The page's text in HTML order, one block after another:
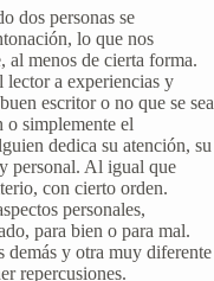
dos personas se
lo que nos
al menos de cierta forma.
lector a experiencias y
escritor o no que se sea
o simplemente el
dedica su atención, su
personal. Al igual que
con cierto orden.
personales,
para bien o para mal.
demás y otra muy diferente
repercusiones.